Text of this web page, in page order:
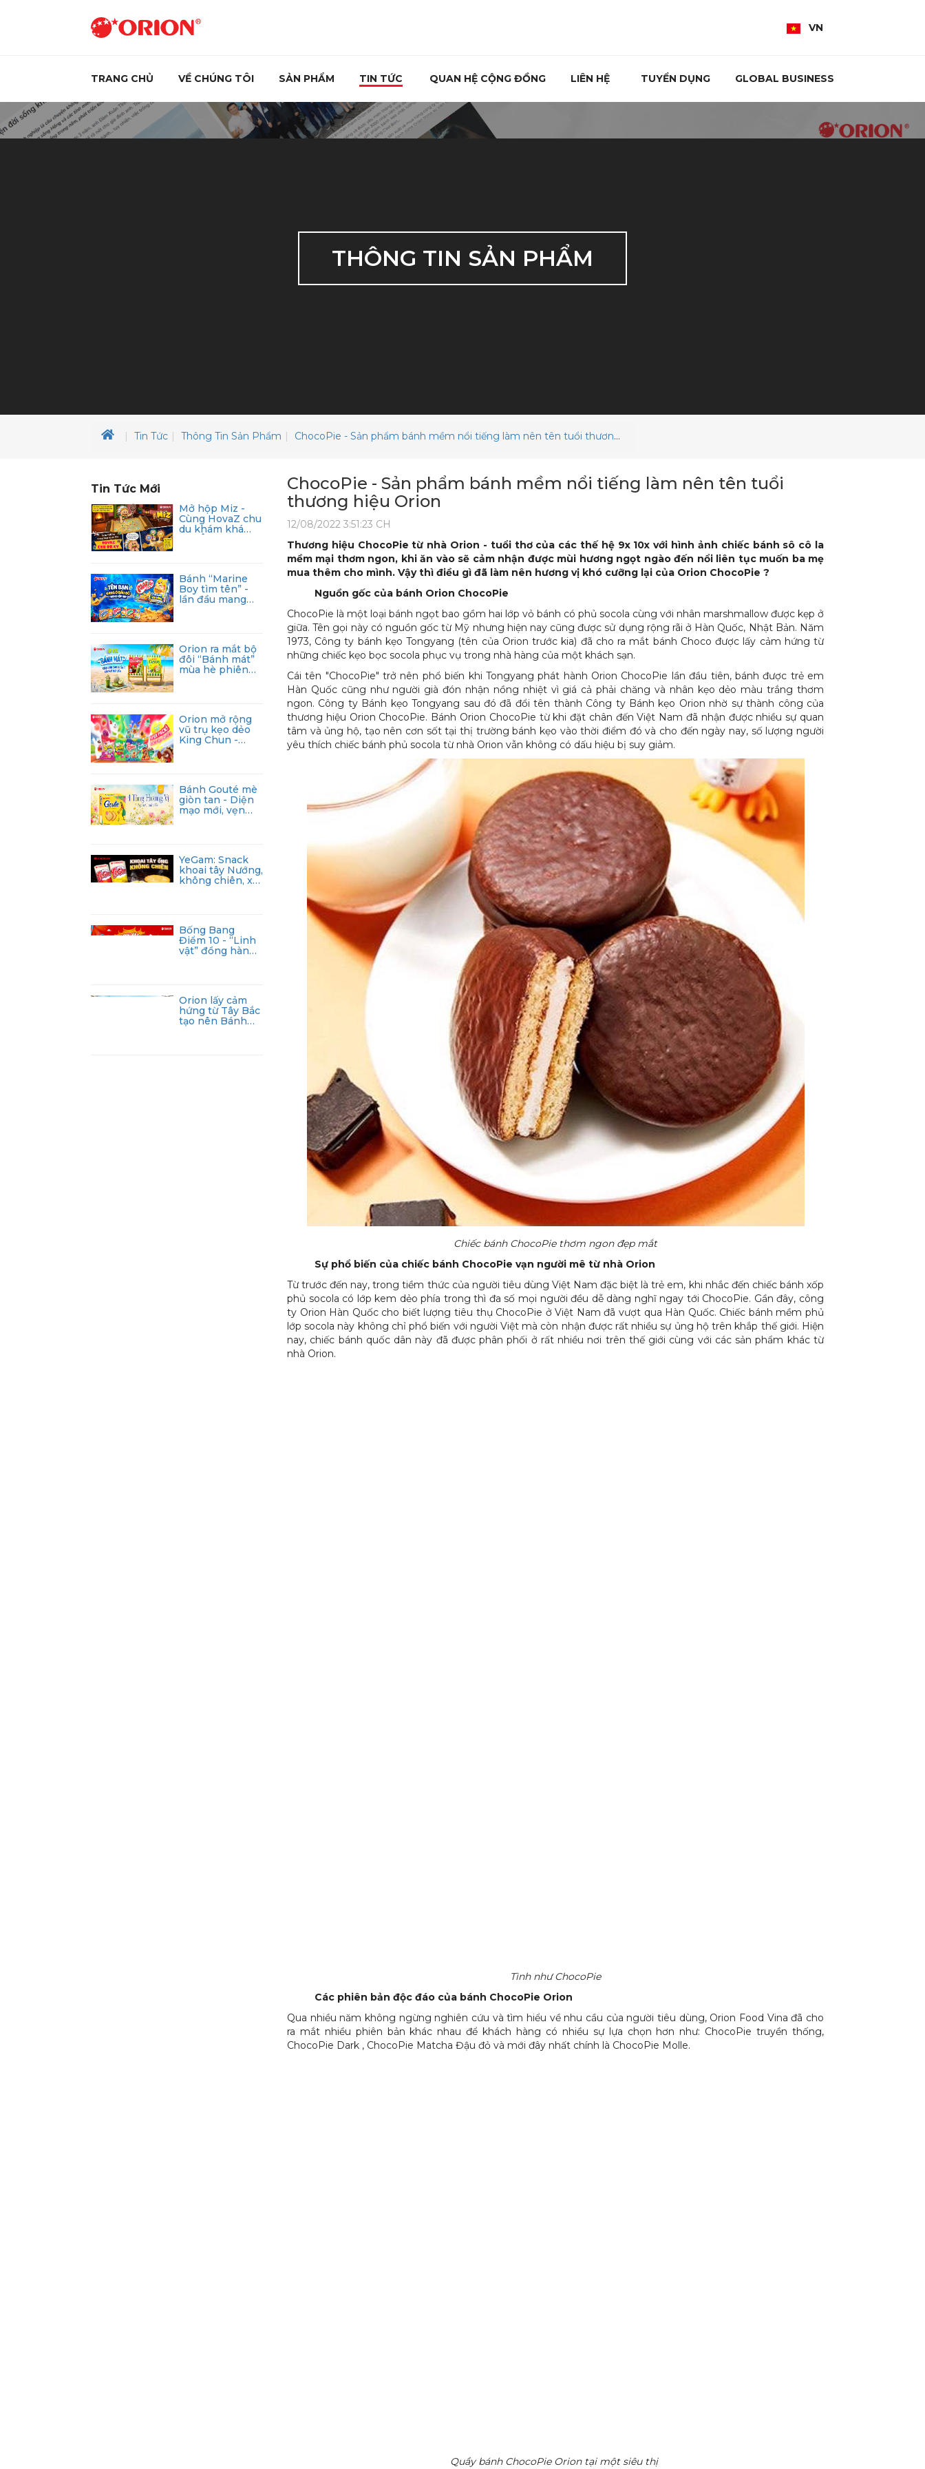
VN
TRANG CHỦ VỀ CHÚNG TÔI SẢN PHẨM TIN TỨC QUAN HỆ CỘNG ĐỒNG LIÊN HỆ TUYỂN DỤNG GLOBAL BUSINESS
THÔNG TIN SẢN PHẨM
Tin Tức Thông Tin Sản Phẩm ChocoPie - Sản phẩm bánh mềm nổi tiếng làm nên tên tuổi thương hiệu Orion
Tin Tức Mới
Mở hộp Miz -
Cùng HovaZ chu
du khám khá
Bánh “Marine
Boy tìm tên” -
lần đầu mang
Orion ra mắt bộ
đôi “Bánh mát”
mùa hè phiên
Orion mở rộng
vũ trụ kẹo dẻo
King Chun -
Bánh Gouté mè
giòn tan - Diện
mạo mới, vẹn
YeGam: Snack
khoai tây Nướng,
không chiên, xu
Bống Bang
Điểm 10 - “Linh
vật” đồng hành
Orion lấy cảm
hứng từ Tây Bắc
tạo nên Bánh
ChocoPie - Sản phẩm bánh mềm nổi tiếng làm nên tên tuổi
thương hiệu Orion
12/08/2022 3:51:23 CH
Thương hiệu ChocoPie từ nhà Orion - tuổi thơ của các thế hệ 9x 10x với hình ảnh chiếc bánh sô cô la
mềm mại thơm ngon, khi ăn vào sẽ cảm nhận được mùi hương ngọt ngào đến nổi liên tục muốn ba mẹ
mua thêm cho mình. Vậy thì điều gì đã làm nên hương vị khó cưỡng lại của Orion ChocoPie ?
Nguồn gốc của bánh Orion ChocoPie
ChocoPie là một loại bánh ngọt bao gồm hai lớp vỏ bánh có phủ socola cùng với nhân marshmallow được kẹp ở
giữa. Tên gọi này có nguồn gốc từ Mỹ nhưng hiện nay cũng được sử dụng rộng rãi ở Hàn Quốc, Nhật Bản. Năm
1973, Công ty bánh kẹo Tongyang (tên của Orion trước kia) đã cho ra mắt bánh Choco được lấy cảm hứng từ
những chiếc kẹo bọc socola phục vụ trong nhà hàng của một khách sạn.
Cái tên "ChocoPie" trở nên phổ biến khi Tongyang phát hành Orion ChocoPie lần đầu tiên, bánh được trẻ em
Hàn Quốc cũng như người già đón nhận nồng nhiệt vì giá cả phải chăng và nhân kẹo dẻo màu trắng thơm
ngon. Công ty Bánh kẹo Tongyang sau đó đã đổi tên thành Công ty Bánh kẹo Orion nhờ sự thành công của
thương hiệu Orion ChocoPie. Bánh Orion ChocoPie từ khi đặt chân đến Việt Nam đã nhận được nhiều sự quan
tâm và ủng hộ, tạo nên cơn sốt tại thị trường bánh kẹo vào thời điểm đó và cho đến ngày nay, số lượng người
yêu thích chiếc bánh phủ socola từ nhà Orion vẫn không có dấu hiệu bị suy giảm.
Chiếc bánh ChocoPie thơm ngon đẹp mắt
Sự phổ biến của chiếc bánh ChocoPie vạn người mê từ nhà Orion
Từ trước đến nay, trong tiềm thức của người tiêu dùng Việt Nam đặc biệt là trẻ em, khi nhắc đến chiếc bánh xốp
phủ socola có lớp kem dẻo phía trong thì đa số mọi người đều dễ dàng nghĩ ngay tới ChocoPie. Gần đây, công
ty Orion Hàn Quốc cho biết lượng tiêu thụ ChocoPie ở Việt Nam đã vượt qua Hàn Quốc. Chiếc bánh mềm phủ
lớp socola này không chỉ phổ biến với người Việt mà còn nhận được rất nhiều sự ủng hộ trên khắp thế giới. Hiện
nay, chiếc bánh quốc dân này đã được phân phối ở rất nhiều nơi trên thế giới cùng với các sản phẩm khác từ
nhà Orion.
Tình như ChocoPie
Các phiên bản độc đáo của bánh ChocoPie Orion
Qua nhiều năm không ngừng nghiên cứu và tìm hiểu về nhu cầu của người tiêu dùng, Orion Food Vina đã cho
ra mắt nhiều phiên bản khác nhau để khách hàng có nhiều sự lựa chọn hơn như: ChocoPie truyền thống,
ChocoPie Dark , ChocoPie Matcha Đậu đỏ và mới đây nhất chính là ChocoPie Molle.
Quầy bánh ChocoPie Orion tại một siêu thị